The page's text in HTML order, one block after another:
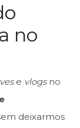
no
e vlogsno
deixarmos